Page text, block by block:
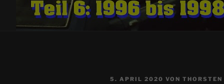
VERÖFFENTLICHT
5. APRIL 2020 VON